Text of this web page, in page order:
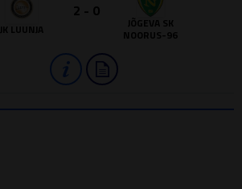
JK LUUNJA
2 - 0
JÕGEVA SK
NOORUS-96